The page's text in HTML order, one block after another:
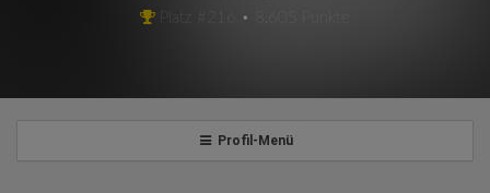
Platz #216 • 8,605 Punkte
Profil-Menü